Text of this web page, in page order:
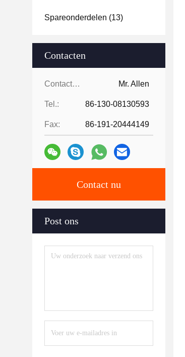
Spareonderdelen (13)
Contacten
Contacten: Mr. Allen
Tel.: 86-130-08130593
Fax: 86-191-20444149
Contact nu
Post ons